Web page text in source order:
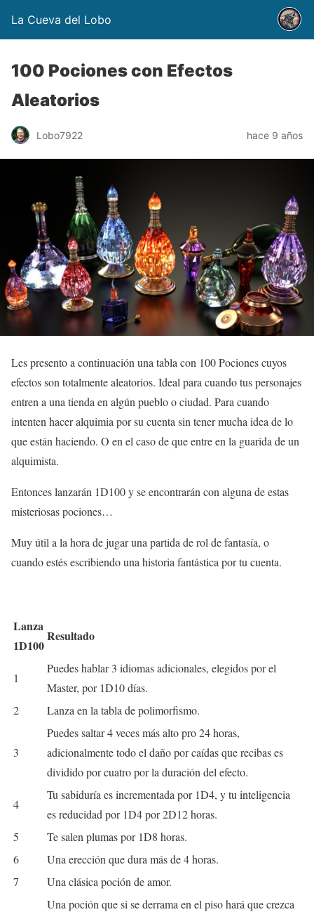
La Cueva del Lobo
100 Pociones con Efectos
Aleatorios
Lobo7922 hace 9 años
Les presento a continuación una tabla con 100 Pociones cuyos
efectos son totalmente aleatorios. Ideal para cuando tus personajes
entren a una tienda en algún pueblo o ciudad. Para cuando
intenten hacer alquimia por su cuenta sin tener mucha idea de lo
que están haciendo. O en el caso de que entre en la guarida de un
alquimista.
Entonces lanzarán 1D100 y se encontrarán con alguna de estas
misteriosas pociones…
Muy útil a la hora de jugar una partida de rol de fantasía, o
cuando estés escribiendo una historia fantástica por tu cuenta.
Lanza
1D100
Resultado
1
Puedes hablar 3 idiomas adicionales, elegidos por el
Master, por 1D10 días.
2
Lanza en la tabla de polimorfismo.
3
Puedes saltar 4 veces más alto pro 24 horas,
adicionalmente todo el daño por caídas que recibas es
dividido por cuatro por la duración del efecto.
4
Tu sabiduría es incrementada por 1D4, y tu inteligencia
es reducidad por 1D4 por 2D12 horas.
5
Te salen plumas por 1D8 horas.
6
Una erección que dura más de 4 horas.
7
Una clásica poción de amor.
Una poción que si se derrama en el piso hará que crezca